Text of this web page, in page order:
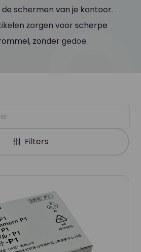
schermen van je kantoor.
zorgen voor scherpe
zonder gedoe.
Filters